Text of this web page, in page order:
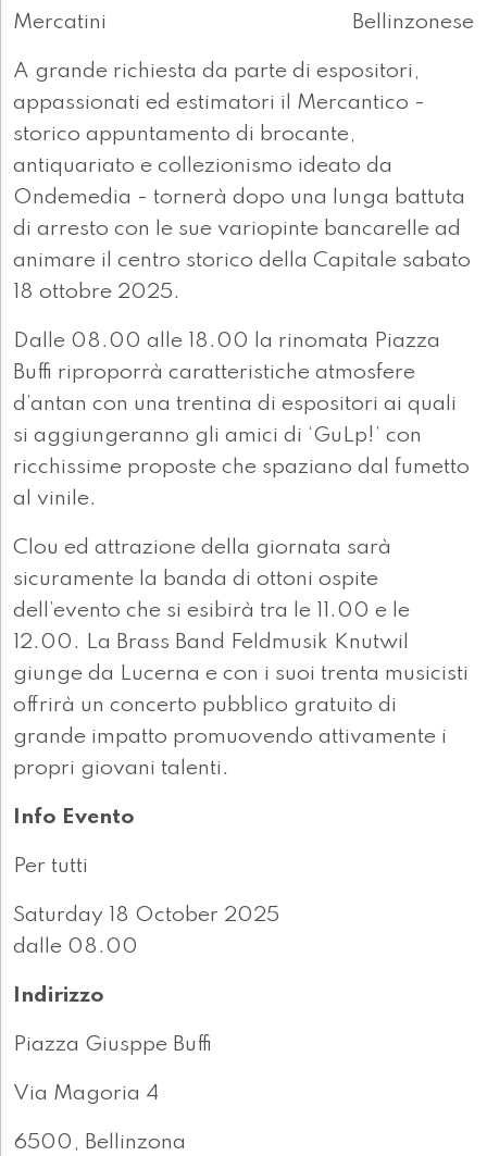
Mercatini Bellinzonese
A grande richiesta da parte di espositori,
appassionati ed estimatori il Mercantico -
storico appuntamento di brocante,
antiquariato e collezionismo ideato da
Ondemedia - tornerà dopo una lunga battuta
di arresto con le sue variopinte bancarelle ad
animare il centro storico della Capitale sabato
18 ottobre 2025.
Dalle 08.00 alle 18.00 la rinomata Piazza
Buffi riproporrà caratteristiche atmosfere
d’antan con una trentina di espositori ai quali
si aggiungeranno gli amici di ‘GuLp!’ con
ricchissime proposte che spaziano dal fumetto
al vinile.
Clou ed attrazione della giornata sarà
sicuramente la banda di ottoni ospite
dell’evento che si esibirà tra le 11.00 e le
12.00. La Brass Band Feldmusik Knutwil
giunge da Lucerna e con i suoi trenta musicisti
offrirà un concerto pubblico gratuito di
grande impatto promuovendo attivamente i
propri giovani talenti.
Info Evento
Per tutti
Saturday 18 October 2025
dalle 08.00
Indirizzo
Piazza Giusppe Buffi
Via Magoria 4
6500, Bellinzona